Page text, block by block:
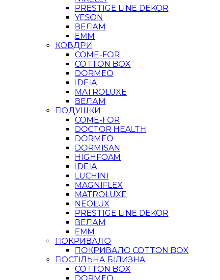
PRESTIGE LINE DEKOR
YESON
ВЕЛАМ
ЕММ
КОВДРИ
COME-FOR
COTTON BOX
DORMEO
IDEIA
MATROLUXE
ВЕЛАМ
ПОДУШКИ
COME-FOR
DOCTOR HEALTH
DORMEO
DORMISAN
HIGHFOAM
IDEIA
LUCHINI
MAGNIFLEX
MATROLUXE
NEOLUX
PRESTIGE LINE DEKOR
ВЕЛАМ
ЕММ
ПОКРИВАЛО
ПОКРИВАЛО COTTON BOX
ПОСТІЛЬНА БІЛИЗНА
COTTON BOX